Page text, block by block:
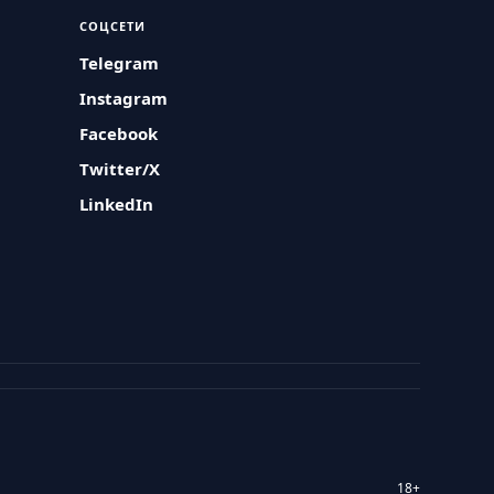
СОЦСЕТИ
Telegram
Instagram
Facebook
Twitter/X
LinkedIn
18+